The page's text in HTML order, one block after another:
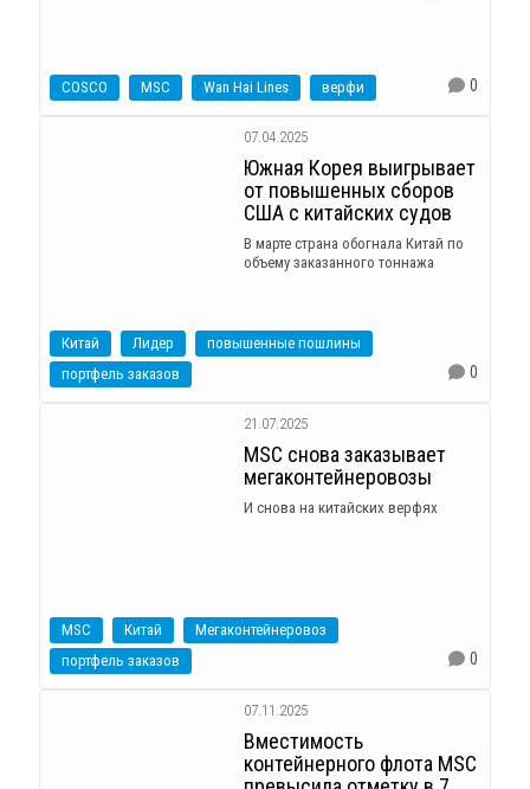
COSCO MSC Wan Hai Lines верфи 0
07.04.2025
Южная Корея выигрывает
от повышенных сборов
США c китайских судов
В марте страна обогнала Китай по
объему заказанного тоннажа
Китай Лидер
повышенные пошлины
портфель заказов
0
21.07.2025
MSC снова заказывает
мегаконтейнеровозы
И снова на китайских верфях
MSC Китай
Мегаконтейнеровоз
портфель заказов
0
07.11.2025
Вместимость
контейнерного флота MSC